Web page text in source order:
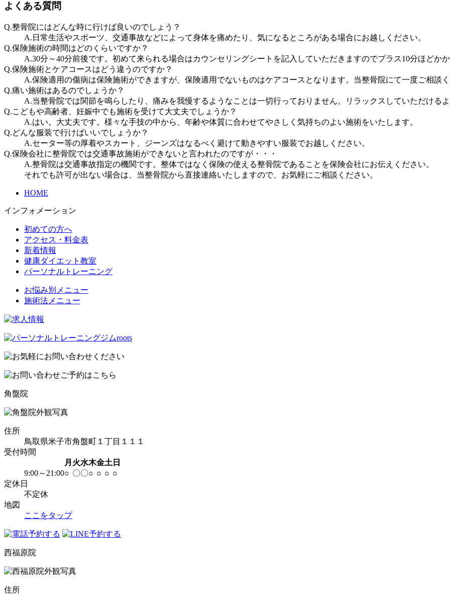
よくある質問
Q.整骨院にはどんな時に行けば良いのでしょう？
A.日常生活やスポーツ、交通事故などによって身体を痛めたり、気になるところがある場合にお越しください。
Q.保険施術の時間はどのくらいですか？
A.30分～40分前後です。初めて来られる場合はカウンセリングシートを記入していただきますのでプラス10分ほどかか
Q.保険施術とケアコースはどう違うのですか？
A.保険適用の傷病は保険施術ができますが、保険適用でないものはケアコースとなります。当整骨院にて一度ご相談く
Q.痛い施術はあるのでしょうか？
A.当整骨院では関節を鳴らしたり、痛みを我慢するようなことは一切行っておりません。リラックスしていただける
Q.こどもや高齢者、妊娠中でも施術を受けて大丈夫でしょうか？
A.はい。大丈夫です。様々な手技の中から、年齢や体質に合わせてやさしく気持ちのよい施術をいたします。
Q.どんな服装で行けばいいでしょうか？
A.セーター等の厚着やスカート、ジーンズはなるべく避けて動きやすい服装でお越しください。
Q.保険会社に整骨院では交通事故施術ができないと言われたのですが・・・
A.整骨院は交通事故指定の機関です。整体ではなく保険の使える整骨院であることを保険会社にお伝えください。
それでも許可が出ない場合は、当整骨院から直接連絡いたしますので、お気軽にご相談ください。
HOME
インフォメーション
初めての方へ
アクセス・料金表
新着情報
健康ダイエット教室
パーソナルトレーニング
お悩み別メニュー
施術法メニュー
角盤院
住所
鳥取県米子市角盤町１丁目１１１
受付時間
月 火水木金土 日
9:00～21:00○ 〇〇○ ○ ○ ○
定休日
不定休
地図
ここをタップ
西福原院
住所